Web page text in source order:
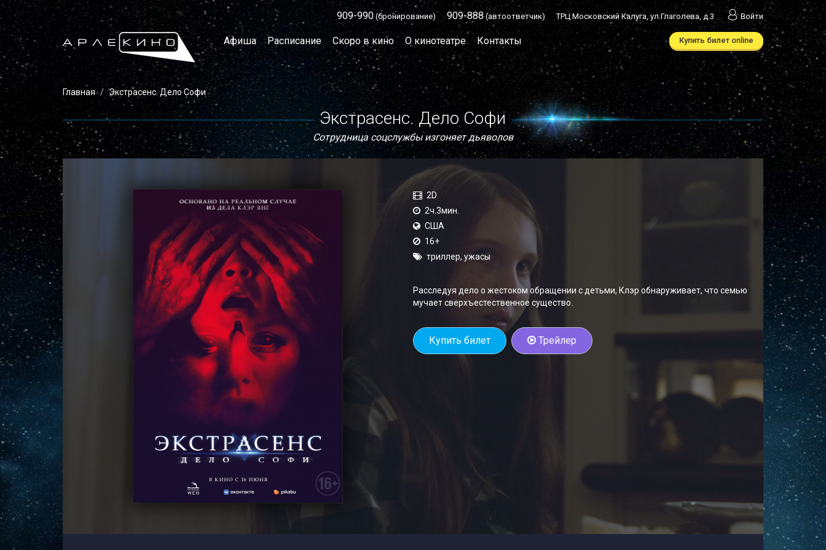
909-990 (бронирование) 909-888(автоответчик) ТРЦ Московский Калуга, ул.Глаголева, д.3 Войти
Афиша Расписание Скоро в кино О кинотеатре Контакты Купить билет online
Главная Экстрасенс. Дело Софи
Сотрудница соцслужбы изгоняет дьяволов
Экстрасенс. Дело Софи
2D
2ч.3мин.
США
16+
триллер, ужасы
Расследуя дело о жестоком обращении с детьми, Клэр обнаруживает, что семью
мучает сверхъестественное существо.
Купить билет Трейлер